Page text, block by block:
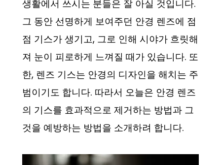
생활에서 쓰시는 분들은 잘 아실 것입니다.
그 동안 선명하게 보여주던 안경 렌즈에 점
점 기스가 생기고, 그로 인해 시야가 흐릿해
져 눈이 피로하게 느껴질 때가 있습니다. 또
한, 렌즈 기스는 안경의 디자인을 해치는 주
범이기도 합니다. 따라서 오늘은 안경 렌즈
의 기스를 효과적으로 제거하는 방법과 그
것을 예방하는 방법을 소개하려 합니다.